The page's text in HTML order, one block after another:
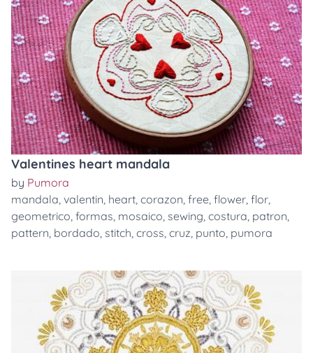
Valentines heart mandala
by Pumora
mandala, valentin, heart, corazon, free, flower, flor,
geometrico, formas, mosaico, sewing, costura, patron,
pattern, bordado, stitch, cross, cruz, punto, pumora